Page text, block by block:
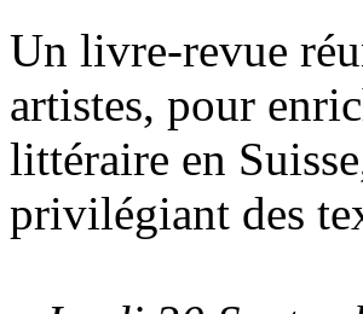
Un livre-revue
artistes, pour
littéraire en
privilégiant des